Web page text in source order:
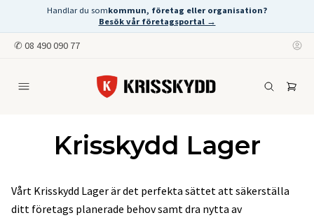
Handlar du somkommun, företag eller organisation?
Besök vår företagsportal →
✆ 08 490 090 77
Krisskydd Lager
Vårt Krisskydd Lager är det perfekta sättet att säkerställa
ditt företags planerade behov samt dra nytta av